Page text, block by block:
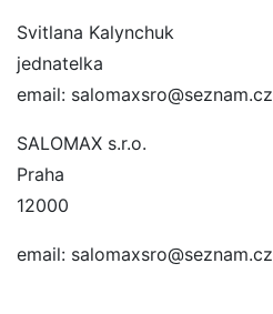
Svitlana Kalynchuk
jednatelka
email: salomaxsro@seznam.cz
SALOMAX s.r.o.
Praha
12000
email: salomaxsro@seznam.cz